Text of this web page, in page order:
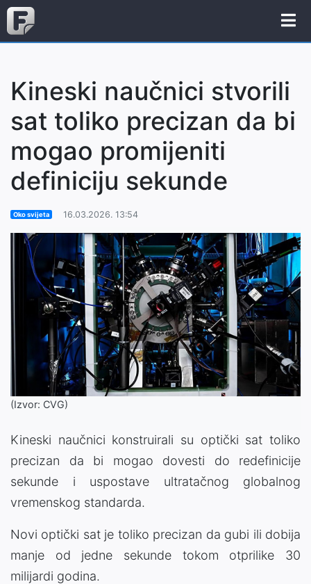
Kineski naučnici stvorili
sat toliko precizan da bi
mogao promijeniti
definiciju sekunde
Oko svijeta 16.03.2026. 13:54
(Izvor: CVG)
Kineski naučnici konstruirali su optički sat toliko
precizan da bi mogao dovesti do redefinicije
sekunde i uspostave ultratačnog globalnog
vremenskog standarda.
Novi optički sat je toliko precizan da gubi ili dobija
manje od jedne sekunde tokom otprilike 30
milijardi godina.